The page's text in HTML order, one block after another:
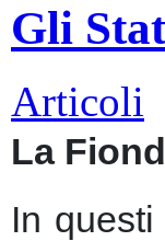
Gli
Articoli
La
In